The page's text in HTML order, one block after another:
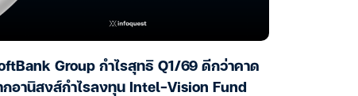
Group กำไรสุทธิ Q1/69 ดีกว่าคาด
กอานิสงส์กำไรลงทุน Intel-Vision Fund